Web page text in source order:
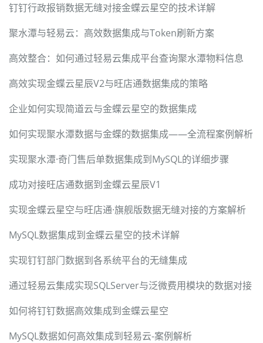
钉钉行政报销数据无缝对接金蝶云星空的技术详解
聚水潭与轻易云：高效数据集成与Token刷新方案
高效整合：如何通过轻易云集成平台查询聚水潭物料信息
高效实现金蝶云星辰V2与旺店通数据集成的策略
企业如何实现简道云与金蝶云星空的数据集成
如何实现聚水潭数据与金蝶的数据集成——全流程案例解析
实现聚水潭·奇门售后单数据集成到MySQL的详细步骤
成功对接旺店通数据到金蝶云星辰V1
实现金蝶云星空与旺店通·旗舰版数据无缝对接的方案解析
MySQL数据集成到金蝶云星空的技术详解
实现钉钉部门数据到各系统平台的无缝集成
通过轻易云集成实现SQLServer与泛微费用模块的数据对接
如何将钉钉数据高效集成到金蝶云星空
MySQL数据如何高效集成到轻易云-案例解析